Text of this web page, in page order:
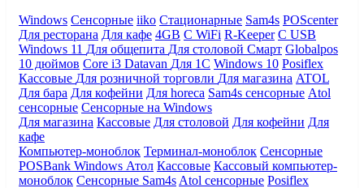
Windows Сенсорные iiko Стационарные Sam4s POScenter
Для ресторана Для кафе 4GB С WiFi R-Keeper С USB
Windows 11 Для общепита Для столовой Смарт Globalpos
10 дюймов Core i3 Datavan Для 1С Windows 10 Posiflex
Кассовые Для розничной торговли Для магазина ATOL
Для бара Для кофейни Для horeca Sam4s сенсорные Atol
сенсорные Сенсорные на Windows
Для магазина Кассовые Для столовой Для кофейни Для
кафе
Компьютер-моноблок Терминал-моноблок Сенсорные
POSBank Windows Атол Кассовые Кассовый компьютер-
моноблок Сенсорные Sam4s Atol сенсорные Posiflex